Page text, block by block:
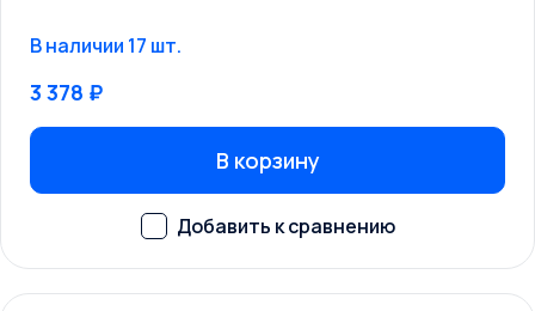
В наличии 17 шт.
3 378 ₽
В корзину